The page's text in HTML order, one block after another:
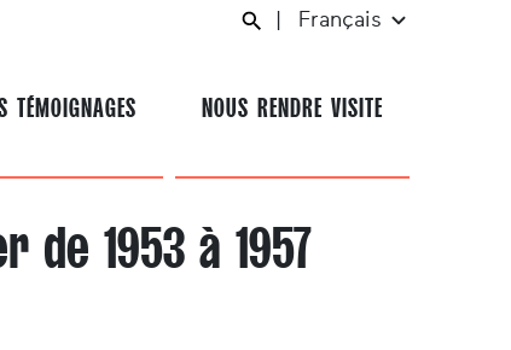
Français
TÉMOIGNAGES NOUS RENDRE VISITE
1953 à 1957